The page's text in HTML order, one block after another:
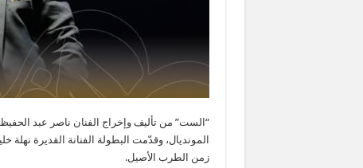
“الست” من تأليف وإخراج الفنان ناصر عبد
المونديال، وقدّمت البطولة الفنانة القديرة
زمن الطرب الأصيل.